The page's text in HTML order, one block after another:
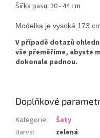
Šířka pasu: 30 - 44 cm
Modelka je vysoká 173
V případě dotazů
vše přeměříme, abyste
dokonale padnou.
Doplňkové
Kategorie:
Šaty
Barva:
zelená